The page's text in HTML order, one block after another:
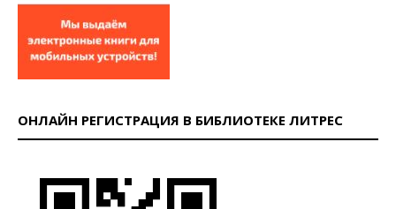
ОНЛАЙН РЕГИСТРАЦИЯ В БИБЛИОТЕКЕ ЛИТРЕС